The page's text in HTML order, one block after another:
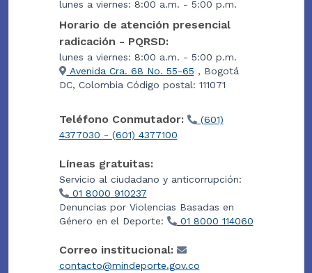
lunes a viernes: 8:00 a.m. - 5:00 p.m.
Horario de atención presencial
radicación - PQRSD:
lunes a viernes: 8:00 a.m. - 5:00 p.m.
Avenida Cra. 68 No. 55-65 , Bogotá
DC, Colombia Código postal: 111071
Teléfono Conmutador:
(601)
4377030 - (601) 4377100
Líneas gratuitas:
Servicio al ciudadano y anticorrupción:
01 8000 910237
Denuncias por Violencias Basadas en
Género en el Deporte:
01 8000 114060
Correo institucional:
contacto@mindeporte.gov.co